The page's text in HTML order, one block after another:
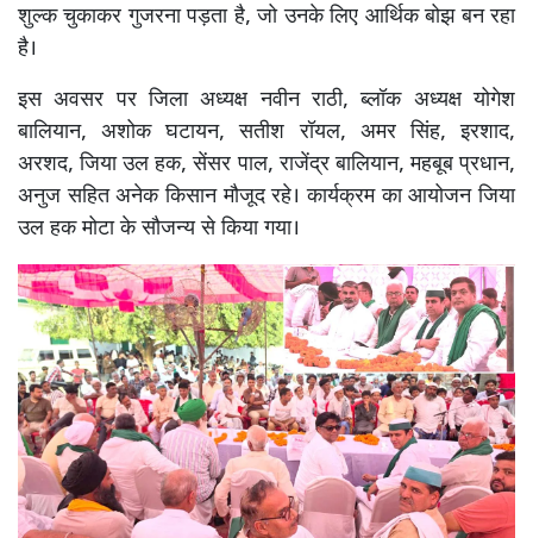
शुल्क चुकाकर गुजरना पड़ता है, जो उनके लिए आर्थिक बोझ बन रहा
है।
इस अवसर पर जिला अध्यक्ष नवीन राठी, ब्लॉक अध्यक्ष योगेश
बालियान, अशोक घटायन, सतीश रॉयल, अमर सिंह, इरशाद,
अरशद, जिया उल हक, सेंसर पाल, राजेंद्र बालियान, महबूब प्रधान,
अनुज सहित अनेक किसान मौजूद रहे। कार्यक्रम का आयोजन जिया
उल हक मोटा के सौजन्य से किया गया।